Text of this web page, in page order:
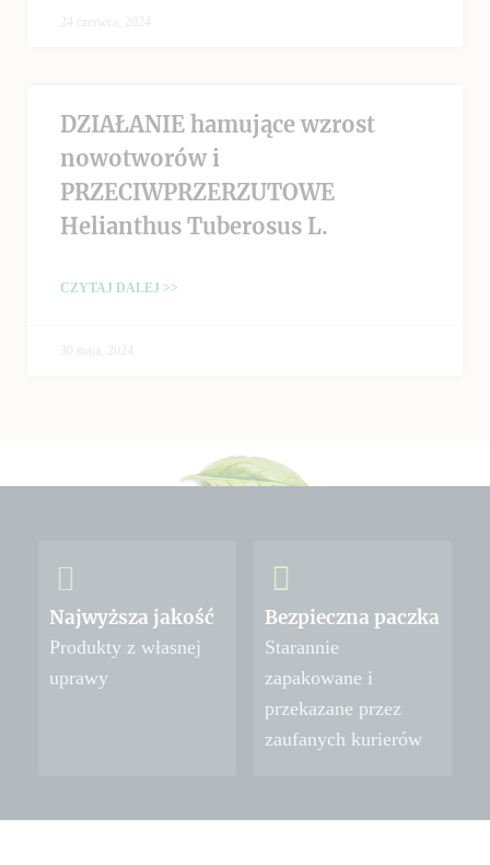
24 czerwca, 2024
DZIAŁANIE hamujące wzrost
nowotworów i
PRZECIWPRZERZUTOWE
Helianthus Tuberosus L.
CZYTAJ DALEJ >>
30 maja, 2024
Najwyższa jakość
Produkty z własnej
uprawy
Bezpieczna paczka
Starannie
zapakowane i
przekazane przez
zaufanych kurierów